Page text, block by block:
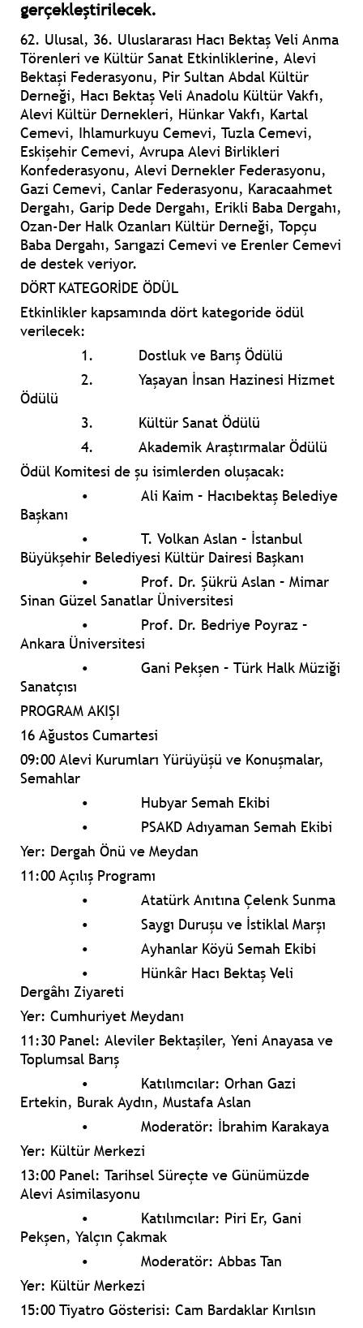
gerçekleştirilecek.
62. Ulusal, 36. Uluslararası Hacı Bektaş Veli Anma
Törenleri ve Kültür Sanat Etkinliklerine, Alevi
Bektaşi Federasyonu, Pir Sultan Abdal Kültür
Derneği, Hacı Bektaş Veli Anadolu Kültür Vakfı,
Alevi Kültür Dernekleri, Hünkar Vakfı, Kartal
Cemevi, Ihlamurkuyu Cemevi, Tuzla Cemevi,
Eskişehir Cemevi, Avrupa Alevi Birlikleri
Konfederasyonu, Alevi Dernekler Federasyonu,
Gazi Cemevi, Canlar Federasyonu, Karacaahmet
Dergahı, Garip Dede Dergahı, Erikli Baba Dergahı,
Ozan-Der Halk Ozanları Kültür Derneği, Topçu
Baba Dergahı, Sarıgazi Cemevi ve Erenler Cemevi
de destek veriyor.
DÖRT KATEGORİDE ÖDÜL
Etkinlikler kapsamında dört kategoride ödül
verilecek:
1.
Dostluk ve Barış Ödülü
2.
Yaşayan İnsan Hazinesi Hizmet
Ödülü
3.
Kültür Sanat Ödülü
4.
Akademik Araştırmalar Ödülü
Ödül Komitesi de şu isimlerden oluşacak:
•
Ali Kaim – Hacıbektaş Belediye
Başkanı
•
T. Volkan Aslan – İstanbul
Büyükşehir Belediyesi Kültür Dairesi Başkanı
•
Prof. Dr. Şükrü Aslan – Mimar
Sinan Güzel Sanatlar Üniversitesi
•
Prof. Dr. Bedriye Poyraz –
Ankara Üniversitesi
•
Gani Pekşen – Türk Halk Müziği
Sanatçısı
PROGRAM AKIŞI
16 Ağustos Cumartesi
09:00 Alevi Kurumları Yürüyüşü ve Konuşmalar,
Semahlar
•
Hubyar Semah Ekibi
•
PSAKD Adıyaman Semah Ekibi
Yer: Dergah Önü ve Meydan
11:00 Açılış Programı
•
Atatürk Anıtına Çelenk Sunma
•
Saygı Duruşu ve İstiklal Marşı
•
Ayhanlar Köyü Semah Ekibi
•
Hünkâr Hacı Bektaş Veli
Dergâhı Ziyareti
Yer: Cumhuriyet Meydanı
11:30 Panel: Aleviler Bektaşiler, Yeni Anayasa ve
Toplumsal Barış
•
Katılımcılar: Orhan Gazi
Ertekin, Burak Aydın, Mustafa Aslan
•
Moderatör: İbrahim Karakaya
Yer: Kültür Merkezi
13:00 Panel: Tarihsel Süreçte ve Günümüzde
Alevi Asimilasyonu
•
Katılımcılar: Piri Er, Gani
Pekşen, Yalçın Çakmak
•
Moderatör: Abbas Tan
Yer: Kültür Merkezi
15:00 Tiyatro Gösterisi: Cam Bardaklar Kırılsın